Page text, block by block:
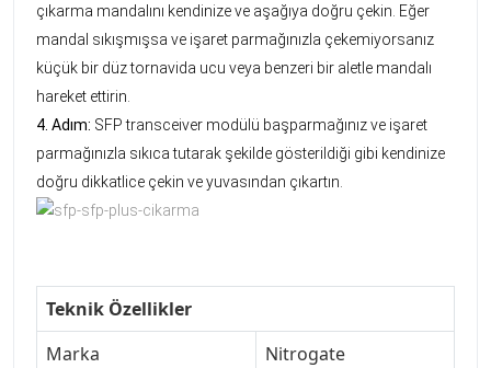
çıkarma mandalını kendinize ve aşağıya doğru çekin. Eğer
mandal sıkışmışsa ve işaret parmağınızla çekemiyorsanız
küçük bir düz tornavida ucu veya benzeri bir aletle mandalı
hareket ettirin.
4. Adım: SFP transceiver modülü başparmağınız ve işaret
parmağınızla sıkıca tutarak şekilde gösterildiği gibi kendinize
doğru dikkatlice çekin ve yuvasından çıkartın.
Teknik Özellikler
Marka
Nitrogate